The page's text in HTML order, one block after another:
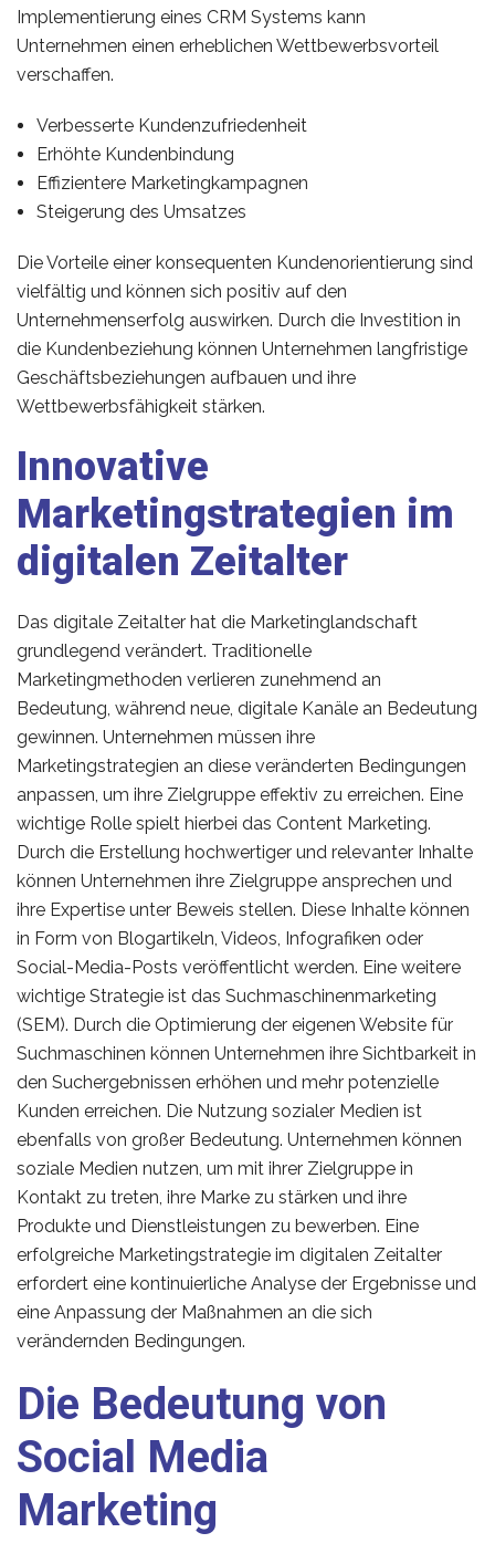
Implementierung eines CRM Systems kann
Unternehmen einen erheblichen Wettbewerbsvorteil
verschaffen.
Verbesserte Kundenzufriedenheit
Erhöhte Kundenbindung
Effizientere Marketingkampagnen
Steigerung des Umsatzes
Die Vorteile einer konsequenten Kundenorientierung sind
vielfältig und können sich positiv auf den
Unternehmenserfolg auswirken. Durch die Investition in
die Kundenbeziehung können Unternehmen langfristige
Geschäftsbeziehungen aufbauen und ihre
Wettbewerbsfähigkeit stärken.
Innovative
Marketingstrategien im
digitalen Zeitalter
Das digitale Zeitalter hat die Marketinglandschaft
grundlegend verändert. Traditionelle
Marketingmethoden verlieren zunehmend an
Bedeutung, während neue, digitale Kanäle an Bedeutung
gewinnen. Unternehmen müssen ihre
Marketingstrategien an diese veränderten Bedingungen
anpassen, um ihre Zielgruppe effektiv zu erreichen. Eine
wichtige Rolle spielt hierbei das Content Marketing.
Durch die Erstellung hochwertiger und relevanter Inhalte
können Unternehmen ihre Zielgruppe ansprechen und
ihre Expertise unter Beweis stellen. Diese Inhalte können
in Form von Blogartikeln, Videos, Infografiken oder
Social-Media-Posts veröffentlicht werden. Eine weitere
wichtige Strategie ist das Suchmaschinenmarketing
(SEM). Durch die Optimierung der eigenen Website für
Suchmaschinen können Unternehmen ihre Sichtbarkeit in
den Suchergebnissen erhöhen und mehr potenzielle
Kunden erreichen. Die Nutzung sozialer Medien ist
ebenfalls von großer Bedeutung. Unternehmen können
soziale Medien nutzen, um mit ihrer Zielgruppe in
Kontakt zu treten, ihre Marke zu stärken und ihre
Produkte und Dienstleistungen zu bewerben. Eine
erfolgreiche Marketingstrategie im digitalen Zeitalter
erfordert eine kontinuierliche Analyse der Ergebnisse und
eine Anpassung der Maßnahmen an die sich
verändernden Bedingungen.
Die Bedeutung von
Social Media
Marketing